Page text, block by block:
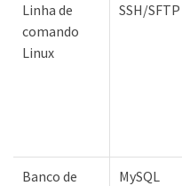
Linha de
comando
Linux
SSH/SFTP
Banco de
MySQL